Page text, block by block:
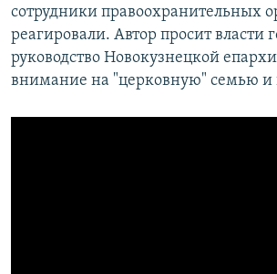
сотрудники правоохранительных
реагировали. Автор просит власти
руководство Новокузнецкой
внимание на "церковную" семью и